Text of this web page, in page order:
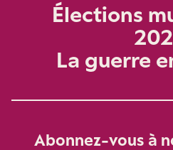
Élections
La guerre
Abonnez-vous à